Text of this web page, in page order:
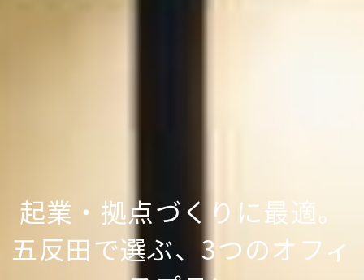
起業・拠点づくりに最適。
五反田で選ぶ、3つのオフィ